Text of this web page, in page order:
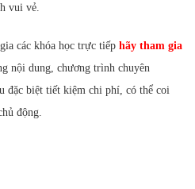
vui vẻ.
các khóa học trực tiếp hãy tham gia
nội dung, chương trình chuyên
đặc biệt tiết kiệm chi phí, có thể coi
động.